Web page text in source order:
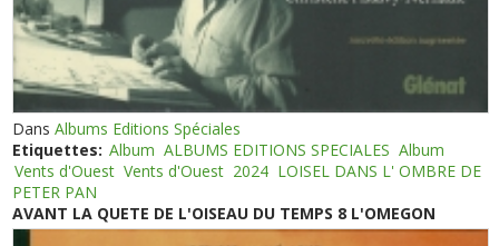
DansAlbums Editions Spéciales
Etiquettes: Album ALBUMS EDITIONS SPECIALES Album
Vents d'Ouest Vents d'Ouest 2024 LOISEL DANS L' OMBRE DE
PETER PAN
AVANT LA QUETE DE L'OISEAU DU TEMPS 8 L'OMEGON